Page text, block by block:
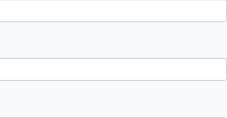
y analizar la importancia
sobre bases fiables de
de Ingeniería del Menú como